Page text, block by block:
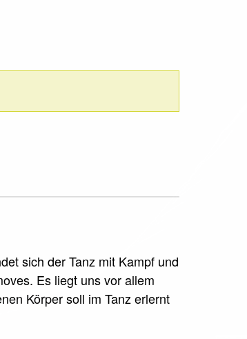
sich der Tanz mit Kampf und
Es liegt uns vor allem
Körper soll im Tanz erlernt